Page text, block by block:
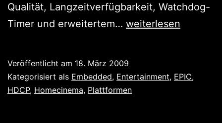
Qualität, Langzeitverfügbarkeit, Watchdog-
Timer und erweitertem… Wohnzimmer,
EPIC
für
weiterlesen
Veröffentlicht am 18. März 2009
Kategorisiert als Embedded, Entertainment, EPIC,
HDCP, Homecinema, Plattformen